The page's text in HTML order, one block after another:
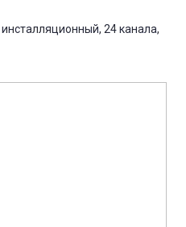
24 канала,